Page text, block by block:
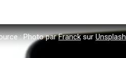
: Photo parFrancksurUnsplash